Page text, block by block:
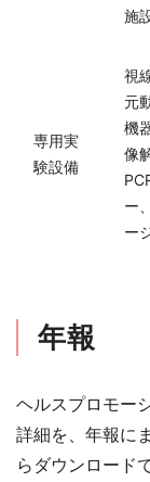
施
専用実
験設備
視
元
機
像
ー
ー
年報
ヘルスプロモー
詳細を、年報に
らダウンロード